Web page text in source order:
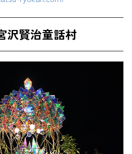
沢賢治童話村